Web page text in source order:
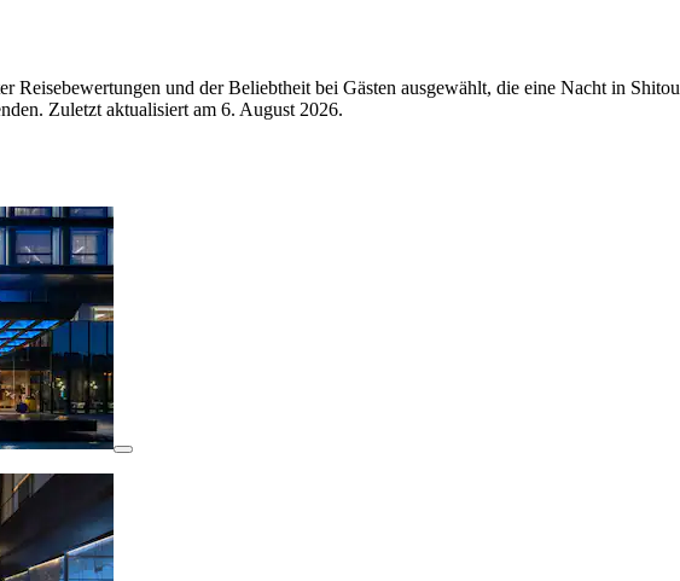
Reisebewertungen und der Beliebtheit bei Gästen ausgewählt, die eine Nacht in
Zuletzt aktualisiert am 6. August 2026.